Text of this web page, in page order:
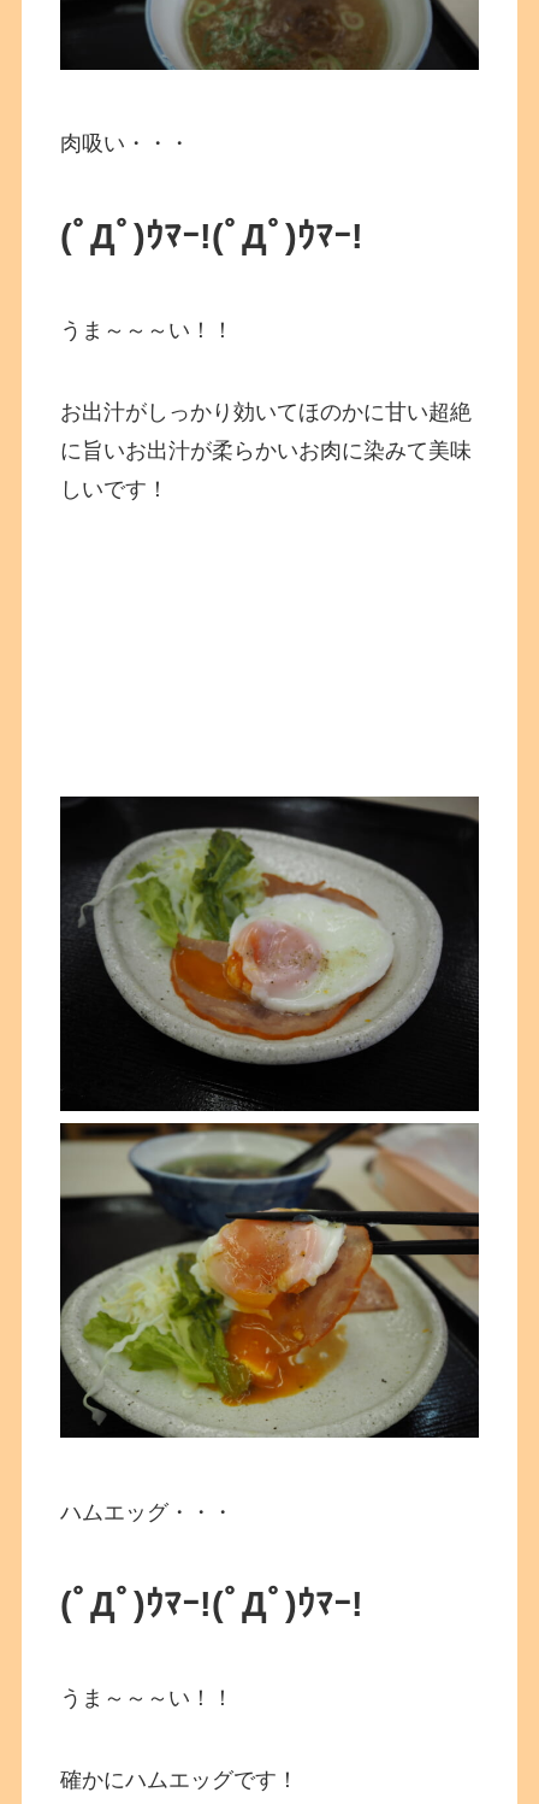
肉吸い・・・
(ﾟДﾟ)ｳﾏｰ!(ﾟДﾟ)ｳﾏｰ!
うま～～～い！！
お出汁がしっかり効いてほのかに甘い超絶
に旨いお出汁が柔らかいお肉に染みて美味
しいです！
ハムエッグ・・・
(ﾟДﾟ)ｳﾏｰ!(ﾟДﾟ)ｳﾏｰ!
うま～～～い！！
確かにハムエッグです！